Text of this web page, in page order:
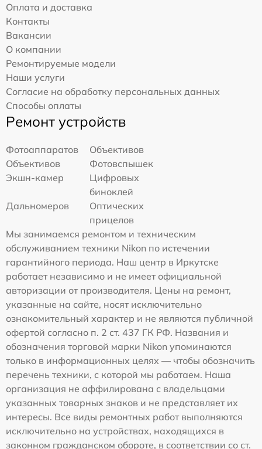
Оплата и доставка
Контакты
Вакансии
О компании
Ремонтируемые модели
Наши услуги
Согласие на обработку персональных данных
Способы оплаты
Ремонт устройств
Фотоаппаратов
Объективов
Объективов
Фотовспышек
Экшн-камер
Цифровых
биноклей
Дальномеров
Оптических
прицелов
Мы занимаемся ремонтом и техническим
обслуживанием техники Nikon по истечении
гарантийного периода. Наш центр в Иркутске
работает независимо и не имеет официальной
авторизации от производителя. Цены на ремонт,
указанные на сайте, носят исключительно
ознакомительный характер и не являются публичной
офертой согласно п. 2 ст. 437 ГК РФ. Названия и
обозначения торговой марки Nikon упоминаются
только в информационных целях — чтобы обозначить
перечень техники, с которой мы работаем. Наша
организация не аффилирована с владельцами
указанных товарных знаков и не представляет их
интересы. Все виды ремонтных работ выполняются
исключительно на устройствах, находящихся в
законном гражданском обороте, в соответствии со ст.